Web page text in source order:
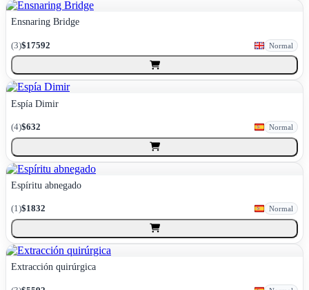
Ensnaring Bridge
(3)$17592 Normal
Espía Dimir
(4)$632 Normal
Espíritu abnegado
(1)$1832 Normal
Extracción quirúrgica